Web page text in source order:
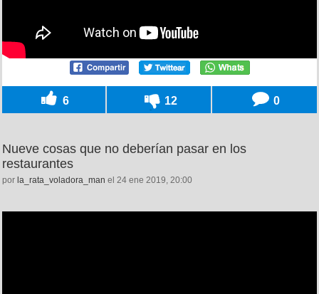
6 12 0
Nueve cosas que no deberían pasar en los
restaurantes
por la_rata_voladora_man el 24 ene 2019, 20:00